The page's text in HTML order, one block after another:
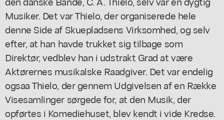
Musiker. Det var Thielo, der organiserede hele
denne Side af Skuepladsens Virksomhed, og selv
efter, at han havde trukket sig tilbage som
Direktør, vedblev han i udstrakt Grad at være
Aktørernes musikalske Raadgiver. Det var endelig
ogsaa Thielo, der gennem Udgivelsen af en Række
Visesamlinger sørgede for, at den Musik, der
opførtes i Komediehuset, blev kendt i vide Kredse.